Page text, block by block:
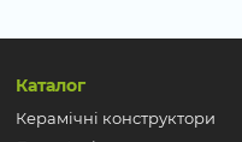
Каталог
Керамічні конструктори